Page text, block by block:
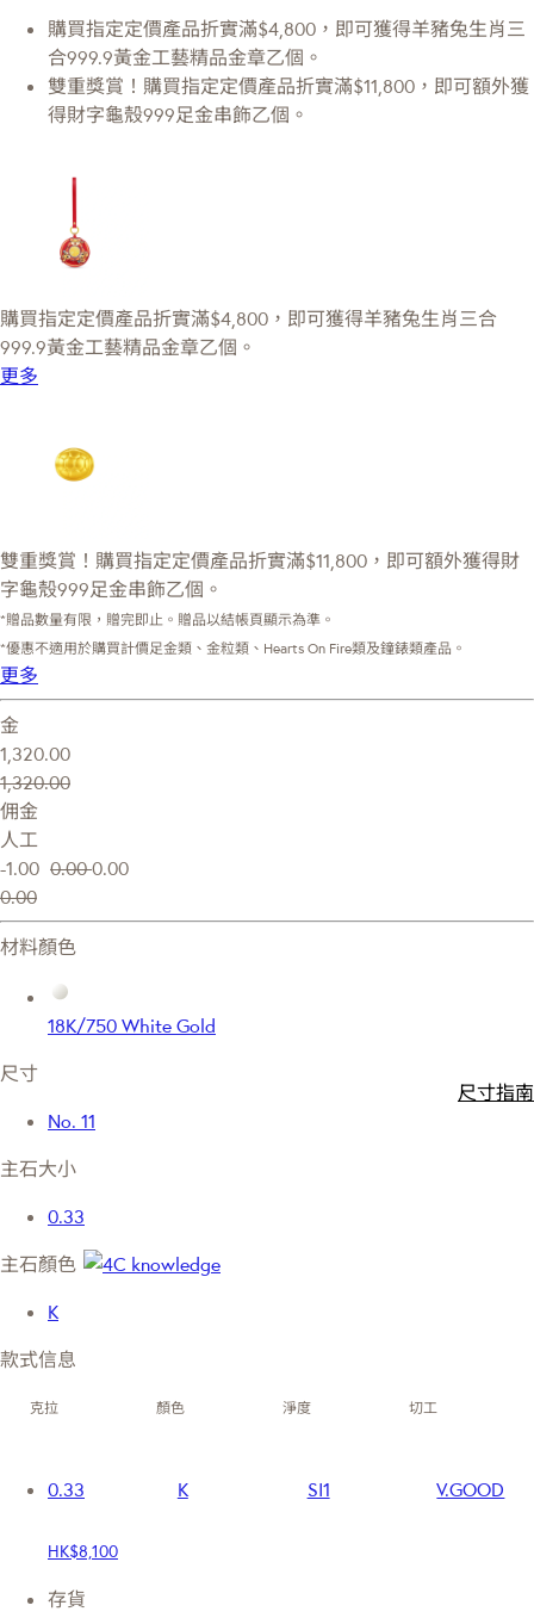
購買指定定價產品折實滿$4,800，即可獲得羊豬兔生肖三
合999.9黃金工藝精品金章乙個。
雙重獎賞！購買指定定價產品折實滿$11,800，即可額外獲
得財字龜殼999足金串飾乙個。
購買指定定價產品折實滿$4,800，即可獲得羊豬兔生肖三合
999.9黃金工藝精品金章乙個。
更多
雙重獎賞！購買指定定價產品折實滿$11,800，即可額外獲得財
字龜殼999足金串飾乙個。
*贈品數量有限，贈完即止。贈品以結帳頁顯示為準。
*優惠不適用於購買計價足金類、金粒類、Hearts On Fire類及鐘錶類產品。
更多
金
1,320.00
1,320.00
佣金
人工
-1.00 0.000.00
0.00
材料顏色
18K/750 White Gold
尺寸
尺寸指南
No. 11
主石大小
0.33
主石顏色
K
款式信息
克拉 顏色 淨度 切工
0.33 K SI1 V.GOOD
HK$8,100
存貨